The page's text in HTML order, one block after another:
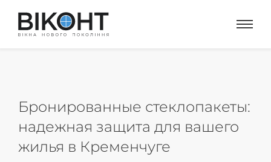
Бронированные стеклопакеты:
надежная защита для вашего
жилья в Кременчуге